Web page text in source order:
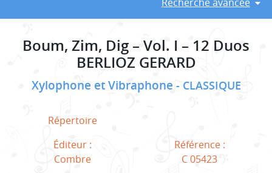
Boum, Zim, Dig – Vol. I – 12 Duos
BERLIOZ GERARD
Xylophone et Vibraphone CLASSIQUE
Répertoire
Éditeur :
Combre
Référence :
C 05423